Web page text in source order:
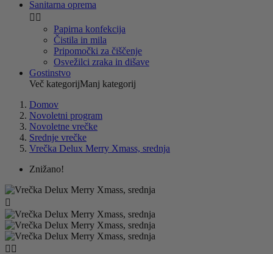
Sanitarna oprema
 
Papirna konfekcija
Čistila in mila
Pripomočki za čiščenje
Osvežilci zraka in dišave
Gostinstvo
Več kategorijManj kategorij
Domov
Novoletni program
Novoletne vrečke
Srednje vrečke
Vrečka Delux Merry Xmass, srednja
Znižano!

 